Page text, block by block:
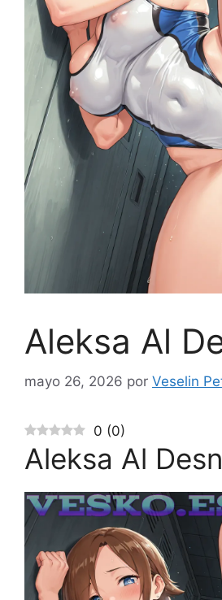
Aleksa Al
mayo 26, 2026 por Veselin
0 (0)
Aleksa Al